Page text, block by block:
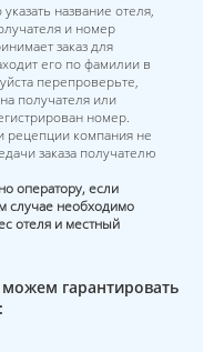
название отеля,
и номер
заказ для
его по фамилии в
перепроверьте,
получателя или
номер.
рецепции компания не
заказа получателю
оператору, если
случае необходимо
отеля и местный
гарантировать